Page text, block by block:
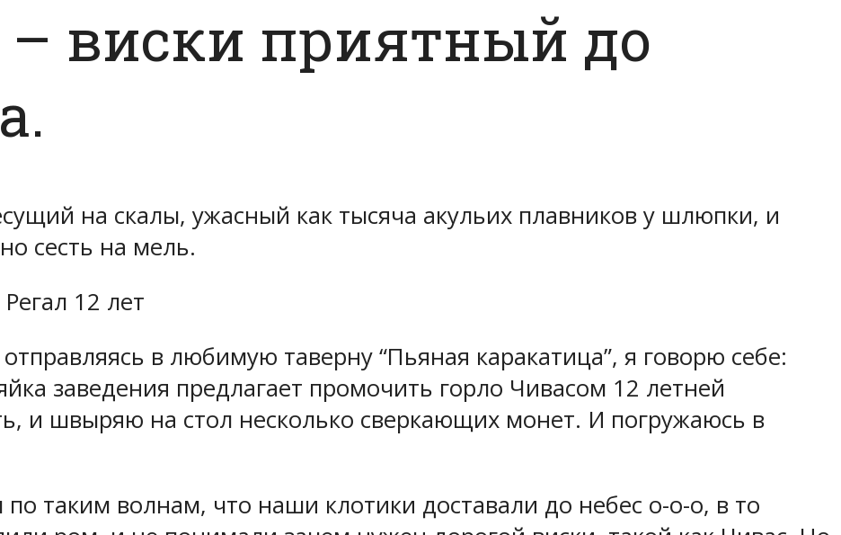
– виски приятный до
на скалы, ужасный как тысяча акульих плавников у шлюпки, и
сесть на мель.
12 лет
в любимую таверну “Пьяная каракатица”, я говорю себе:
заведения предлагает промочить горло Чивасом 12 летней
и швыряю на стол несколько сверкающих монет. И погружаюсь в
таким волнам, что наши клотики доставали до небес о-о-о, в то